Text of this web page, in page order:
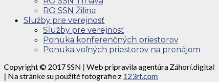
RO SSN Žilina
Služby pre verejnosť
Služby pre verejnosť
Ponuka konferenčných priestorov
Ponuka voľných priestorov na prenájom
Copyright © 2017 SSN | Web pripravila agentúra Záhorí.digital
| Na stránke su použité fotografie z 123rf.com